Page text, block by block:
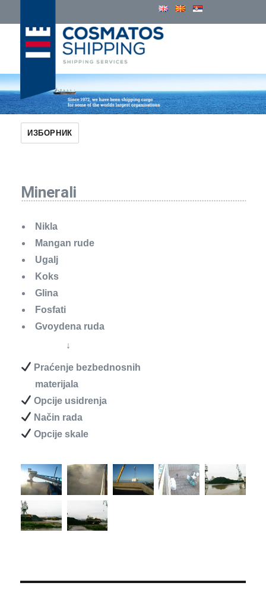
Cosmatos Group of Companies
ИЗБОРНИК
Minerali
Nikla
Mangan rude
Ugalj
Koks
Glina
Fosfati
Gvoydena ruda
↓
Praćenje bezbednosnih
materijala
Opcije usidrenja
Način rada
Opcije skale